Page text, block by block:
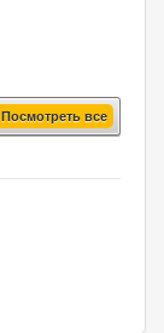
Посмотреть все